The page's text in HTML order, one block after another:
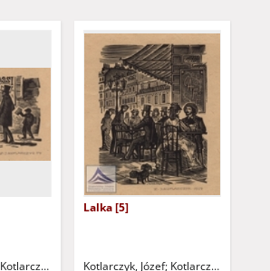
Kotlarczyk, Zygmunt
Lalka [5]
Kotlarczyk, Józef Kotlarczyk,